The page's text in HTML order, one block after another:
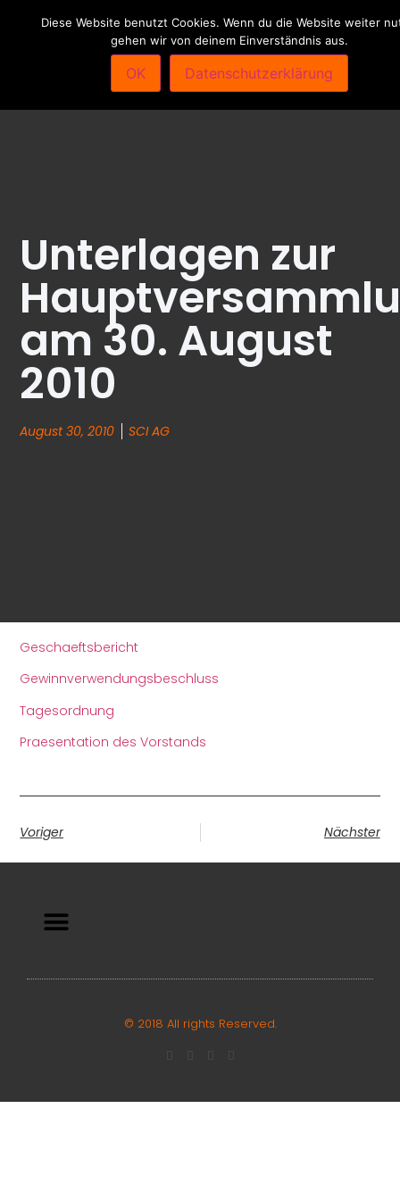
Unterlagen zur
am 30. August
2010
August 30, 2010 SCI AG
Geschaeftsbericht
Gewinnverwendungsbeschluss
Tagesordnung
Praesentation des Vorstands
Voriger Nächster
© 2018 All rights Reserved.
Diese Website benutzt Cookies. Wenn du die Website weiter
gehen wir von deinem Einverständnis aus.
OK Datenschutzerklärung